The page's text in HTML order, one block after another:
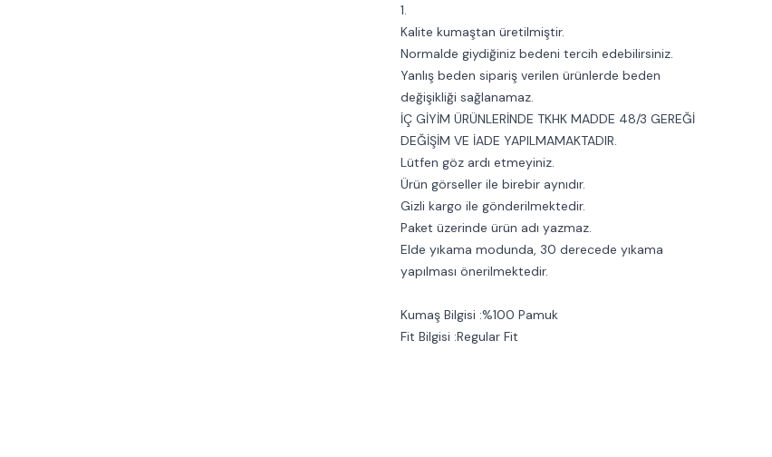
1.
Kalite kumaştan üretilmiştir.
Normalde giydiğiniz bedeni tercih edebilirsiniz.
Yanlış beden sipariş verilen ürünlerde beden
değişikliği sağlanamaz.
İÇ GİYİM ÜRÜNLERİNDE TKHK MADDE 48/3 GEREĞİ
DEĞİŞİM VE İADE YAPILMAMAKTADIR.
Lütfen göz ardı etmeyiniz.
Ürün görseller ile birebir aynıdır.
Gizli kargo ile gönderilmektedir.
Paket üzerinde ürün adı yazmaz.
Elde yıkama modunda, 30 derecede yıkama
yapılması önerilmektedir.
Kumaş Bilgisi :%100 Pamuk
Fit Bilgisi :Regular Fit